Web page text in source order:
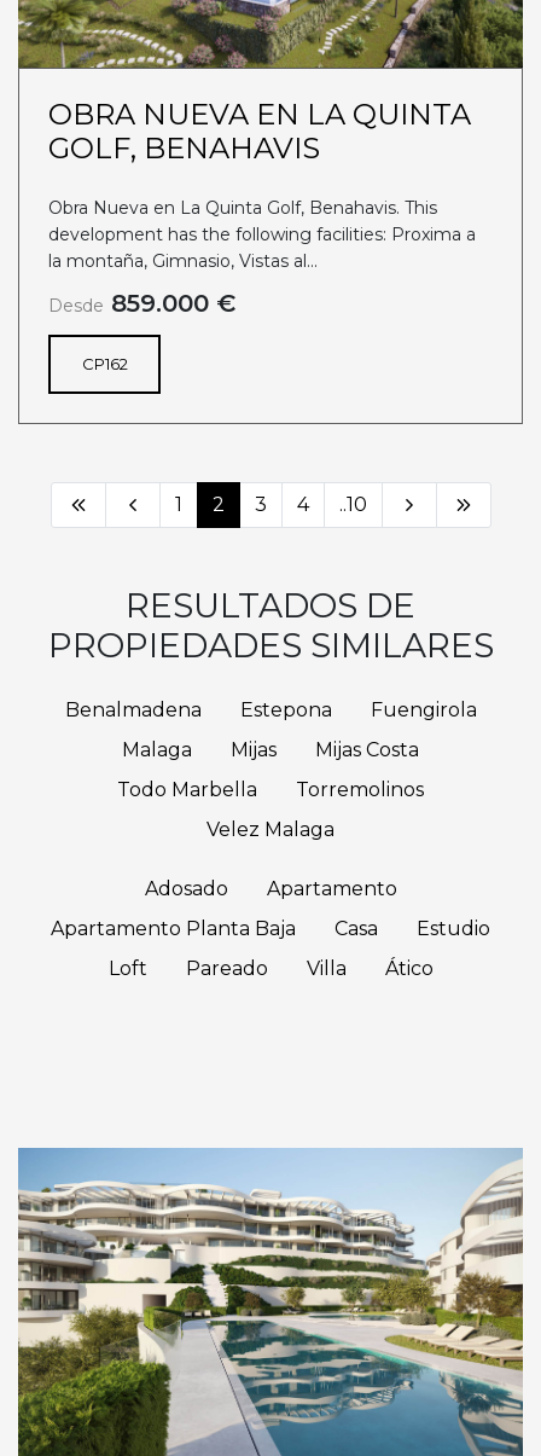
OBRA NUEVA EN LA QUINTA
GOLF, BENAHAVIS
Obra Nueva en La Quinta Golf, Benahavis. This
development has the following facilities: Proxima a
la montaña, Gimnasio, Vistas al...
Desde 859.000 €
CP162
1 2 3 4 ..10
RESULTADOS DE
PROPIEDADES SIMILARES
Benalmadena Estepona
Fuengirola
Malaga
Mijas
Mijas Costa
Todo Marbella
Torremolinos
Velez Malaga
Adosado
Apartamento
Apartamento Planta Baja
Casa
Estudio
Loft
Pareado Villa Ático